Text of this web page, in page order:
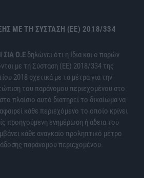
ΜΕ ΤΗ ΣΎΣΤΑΣΗ (ΕΕ) 2018/334
ΣΙΑ Ο.Ε δηλώνει ότι η ίδια και ο παρών
με τη Σύσταση (ΕΕ) 2018/334 της
2018 σχετικά με τα μέτρα για την
του παράνομου περιεχομένου στο
πλαίσιο αυτό διατηρεί το δικαίωμα να
κάθε περιεχόμενο το οποίο κρίνει
προηγούμενη ενημέρωση ή άδεια του
κάθε αναγκαίο προληπτικό μέτρο
παράνομου περιεχομένου.